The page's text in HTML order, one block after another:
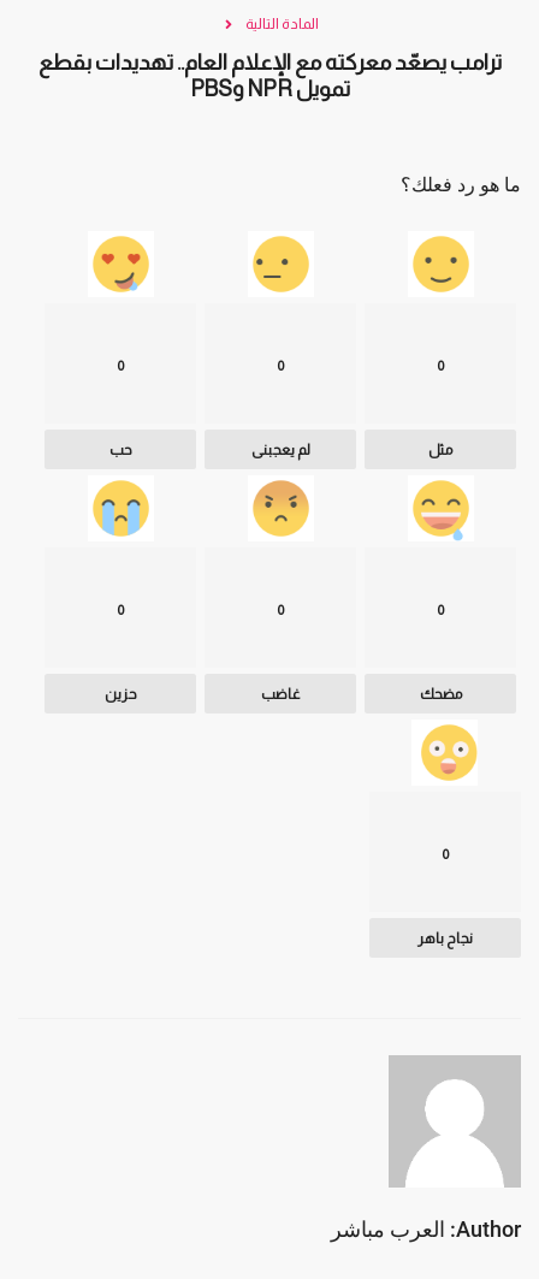
المادة التالية
ترامب يصعّد معركته مع الإعلام العام.. تهديدات بقطع
تمويل NPR وPBS
ما هو رد فعلك؟
0
مثل
0
لم يعجبنى
0
حب
0
مضحك
0
غاضب
0
حزين
0
نجاح باهر
Author: العرب مباشر